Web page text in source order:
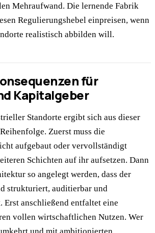
Mehraufwand. Die lernende Fabrik
Regulierungshebel einpreisen, wenn
realistisch abbilden will.
für
Kapitalgeber
Standorte ergibt sich aus dieser
Zuerst muss die
aufgebaut oder vervollständigt
Schichten auf ihr aufsetzen. Dann
so angelegt werden, dass der
strukturiert, auditierbar und
anschließend entfaltet eine
vollen wirtschaftlichen Nutzen. Wer